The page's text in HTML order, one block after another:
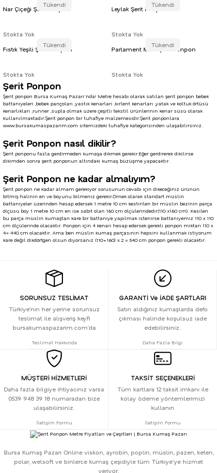
Tükendi
Nar Çiçeği Şerit Ponpon
Stokta Yok
Tükendi
Leylak Şerit Ponpon
Stokta Yok
Tükendi
Fıstık Yeşili Şerit Ponpon
Stokta Yok
Tükendi
Parlament Mavi Şerit Ponpon
Stokta Yok
Şerit Ponpon
Şerit ponpon Bursa Kumaş Pazarı'nda! Metre hesabı olarak satılan şerit ponpon bebek
battaniyeleri ,bebek pançoları ,yastık kenarları ,kırlent kenarları ,yatak ve koltuk örtüsü
kenarlıkları ,runner ,supla olmak üzere çeşitli tekstil ürünlerinin kenar süsü olarak
kullanılmaktadır.Şerit ponpon bir tuhafiye malzemesidir.Şerit ponponlara
www.bursakumaspazarim.com sitemizdeki tuhafiye kategorisinden ulaşabilirsiniz.
Şerit Ponpon nasıl dikilir?
Şerit ponponu fazla gerdirmeden kumaşa dikmek gerekir.Eğer gerdirerek dikilirse
dikimden sonra şerit ponponun altındaki kumaş büzüşme yapacaktır.
Şerit Ponpon ne kadar almalıyım?
Şerit ponpon ne kadar almam gerekiyor sorusunun cevabı için dikeceğiniz ürünün
bitmiş halinin en ve boyunu bilmeniz gerekir.Örnek olarak standart müslin
battaniyeler üzerinden hesap edersek 1 metre 10 cm kestirilen bir müslin bezinin parça
ölçüsü boy 1 metre 10 cm en ise sabit olan 160 cm ölçülerindedir(110 x160 cm). Kesilen
bu parça müslin kumaştan kare bir battaniye yapılmak istenirse battaniyemiz 110 x 110
cm ölçülerinde olacaktır. Ponpon için 4 kenarı hesap edersek gerekli ponpon miktarı 110 x
4= 440 cm olacaktır. Ama ben müslin kumaş parçasının hepsini kullanmak istiyorum
kare değil dikdörtgen olsun diyorsanız (110+160) x 2 = 540 cm ponpon gerekli olacaktır.
SORUNSUZ TESLİMAT
Türkiye’nin her yerine sorunsuz
teslimat ile alışveriş keyfi
bursakumaspazarim.com’da
Teslimat Hakkında
GARANTİ Ve İADE ŞARTLARI
Satın aldığınız kumaşlarda defo
çıkması halinde koşulsuz iade
edebilirsiniz.
Daha Fazla Bilgi
MÜŞTERİ HİZMETLERİ
Daha fazla bilgiye ihtiyacınız varsa
0539 948 39 18 numaradan bize
ulaşabilirsiniz.
İletişim Formu
TAKSİT SEÇENEKLERİ
Tüm kartlara 12 taksit imkanı ile
kolay ödeme yöntemlerimizi
kullanın
İletişim Formu
Bursa Kumaş Pazarı Online viskon, ayrobin, poplin, müslin, pazen, keten,
polar, welsoft ve binlerce kumaş çeşidiyle tüm Türkiye'ye hizmet
veriyor.